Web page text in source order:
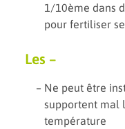
1/10ème dans
pour fertiliser
Les –
Ne peut être
supportent mal
température